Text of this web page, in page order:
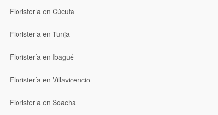
Floristería en Cúcuta
Floristería en Tunja
Floristería en Ibagué
Floristería en Villavicencio
Floristería en Soacha